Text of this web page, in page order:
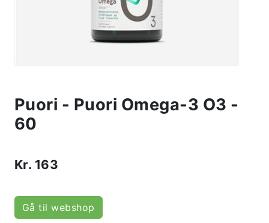
Puori - Puori Omega-3 O3 -
60
Kr. 163
Gå til webshop